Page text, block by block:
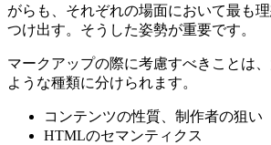
がらも、それぞれの場面において最も
つけ出す。そうした姿勢が重要です。
マークアップの際に考慮すべきことは
ような種類に分けられます。
コンテンツの性質、制作者の狙い
HTMLのセマンティクス